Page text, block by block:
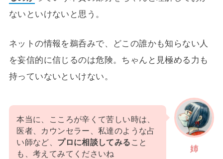
ないといけないと思う。
ネットの情報を鵜呑みで、どこの誰かも知らない人
を妄信的に信じるのは危険。ちゃんと見極める力も
持っていないといけない。
姉
本当に、こころが辛くて苦しい時は、
医者、カウンセラー、私達のような占
い師など、 プロに相談してみること
も、考えてみてくださいね